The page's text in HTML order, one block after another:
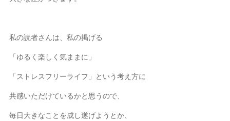
私の読者さんは、私の掲げる
「ゆるく楽しく気ままに」
「ストレスフリーライフ」という考え方に
共感いただけているかと思うので、
毎日大きなことを成し遂げようとか、